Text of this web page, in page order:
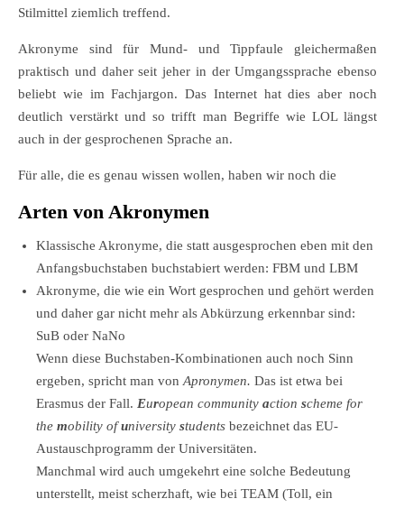
Stilmittel ziemlich treffend.
Akronyme sind für Mund- und Tippfaule gleichermaßen
praktisch und daher seit jeher in der Umgangssprache ebenso
beliebt wie im Fachjargon. Das Internet hat dies aber noch
deutlich verstärkt und so trifft man Begriffe wie LOL längst
auch in der gesprochenen Sprache an.
Für alle, die es genau wissen wollen, haben wir noch die
Arten von Akronymen
Klassische Akronyme, die statt ausgesprochen eben mit den
Anfangsbuchstaben buchstabiert werden: FBM und LBM
Akronyme, die wie ein Wort gesprochen und gehört werden
und daher gar nicht mehr als Abkürzung erkennbar sind:
SuB oder NaNo
Wenn diese Buchstaben-Kombinationen auch noch Sinn
ergeben, spricht man vonApronymen. Das ist etwa bei
Erasmus der Fall. European community action scheme for
the mobility ofuniversity students bezeichnet das EU-
Austauschprogramm der Universitäten.
Manchmal wird auch umgekehrt eine solche Bedeutung
unterstellt, meist scherzhaft, wie bei TEAM (Toll, ein